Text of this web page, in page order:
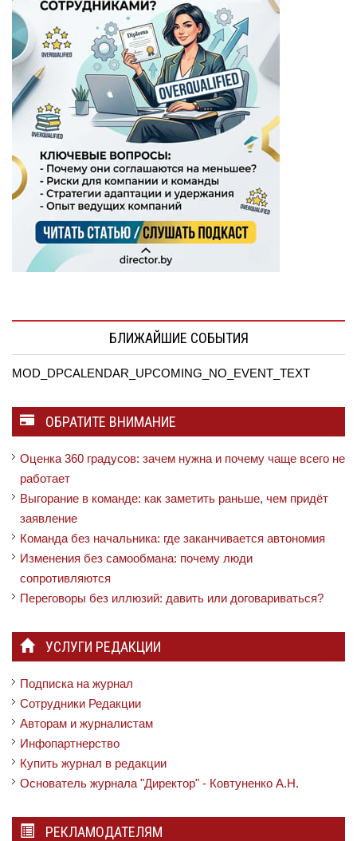
БЛИЖАЙШИЕ СОБЫТИЯ
MOD_DPCALENDAR_UPCOMING_NO_EVENT_TEXT
ОБРАТИТЕ ВНИМАНИЕ
Оценка 360 градусов: зачем нужна и почему чаще всего не
работает
Выгорание в команде: как заметить раньше, чем придёт
заявление
Команда без начальника: где заканчивается автономия
Изменения без самообмана: почему люди
сопротивляются
Переговоры без иллюзий: давить или договариваться?
УСЛУГИ РЕДАКЦИИ
Подписка на журнал
Сотрудники Редакции
Авторам и журналистам
Инфопартнерство
Купить журнал в редакции
Основатель журнала "Директор" - Ковтуненко А.Н.
РЕКЛАМОДАТЕЛЯМ